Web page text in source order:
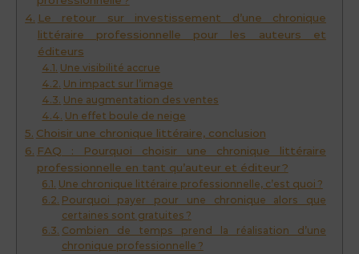
Le retour sur investissement d’une chronique
littéraire professionnelle pour les auteurs et
éditeurs
Une visibilité accrue
Un impact sur l’image
Une augmentation des ventes
Un effet boule de neige
Choisir une chronique littéraire, conclusion
FAQ : Pourquoi choisir une chronique littéraire
professionnelle en tant qu’auteur et éditeur ?
Une chronique littéraire professionnelle, c’est quoi ?
Pourquoi payer pour une chronique alors que
certaines sont gratuites ?
Combien de temps prend la réalisation d’une
chronique professionnelle ?